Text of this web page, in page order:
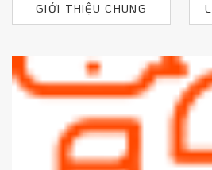
GIỚI THIỆU CHUNG